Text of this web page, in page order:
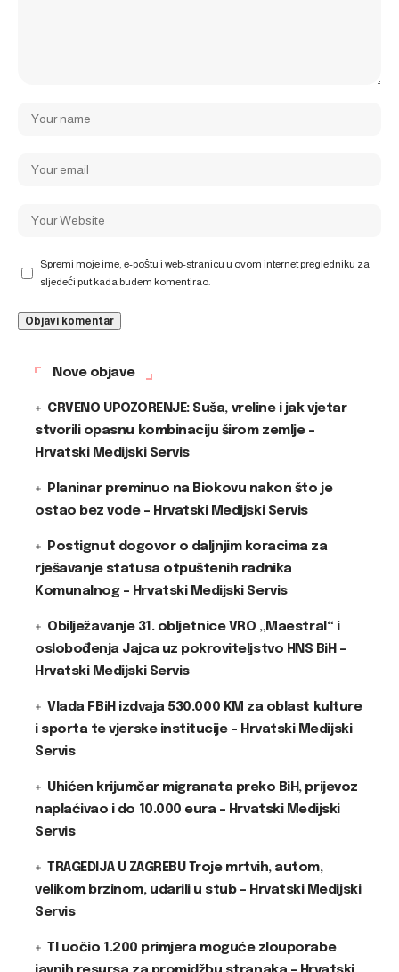
Spremi moje ime, e-poštu i web-stranicu u ovom internet pregledniku za
sljedeći put kada budem komentirao.
Nove objave
CRVENO UPOZORENJE: Suša, vreline i jak vjetar
stvorili opasnu kombinaciju širom zemlje –
Hrvatski Medijski Servis
Planinar preminuo na Biokovu nakon što je
ostao bez vode – Hrvatski Medijski Servis
Postignut dogovor o daljnjim koracima za
rješavanje statusa otpuštenih radnika
Komunalnog – Hrvatski Medijski Servis
Obilježavanje 31. obljetnice VRO „Maestral“ i
oslobođenja Jajca uz pokroviteljstvo HNS BiH –
Hrvatski Medijski Servis
Vlada FBiH izdvaja 530.000 KM za oblast kulture
i sporta te vjerske institucije – Hrvatski Medijski
Servis
Uhićen krijumčar migranata preko BiH, prijevoz
naplaćivao i do 10.000 eura – Hrvatski Medijski
Servis
TRAGEDIJA U ZAGREBU Troje mrtvih, autom,
velikom brzinom, udarili u stub – Hrvatski Medijski
Servis
TI uočio 1.200 primjera moguće zlouporabe